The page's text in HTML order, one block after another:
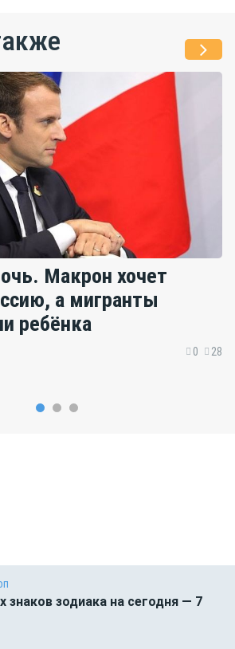
Макрон хочет
а мигранты
ребёнка
0 28
знаков зодиака на сегодня — 7